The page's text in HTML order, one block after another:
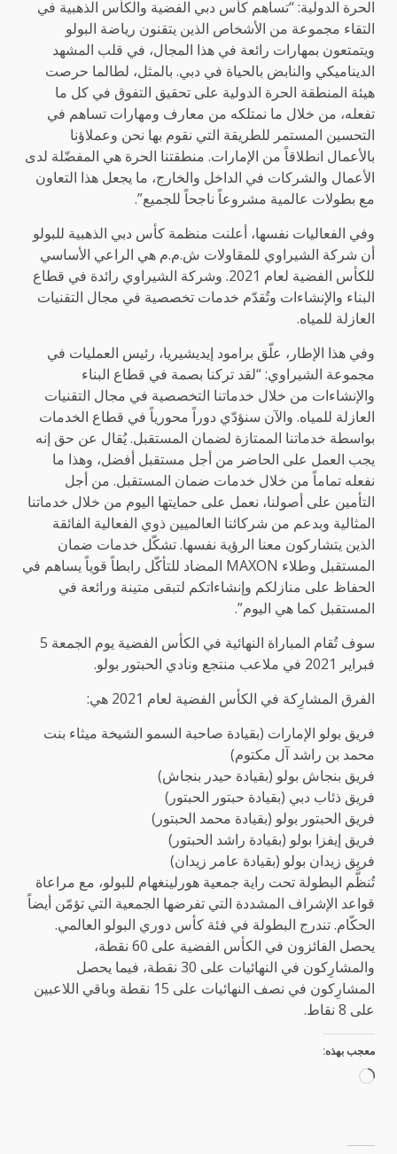
الحرة الدولية: “تساهم كأس دبي الفضية والكأس الذهبية في
التقاء مجموعة من الأشخاص الذين يتقنون رياضة البولو
ويتمتعون بمهارات رائعة في هذا المجال، في قلب المشهد
الديناميكي والنابض بالحياة في دبي. بالمثل، لطالما حرصت
هيئة المنطقة الحرة الدولية على تحقيق التفوق في كل ما
تفعله، من خلال ما نمتلكه من معارف ومهارات تساهم في
التحسين المستمر للطريقة التي نقوم بها نحن وعملاؤنا
بالأعمال انطلاقاً من الإمارات. منطقتنا الحرة هي المفضّلة لدى
الأعمال والشركات في الداخل والخارج، ما يجعل هذا التعاون
مع بطولات عالمية مشروعاً ناجحاً للجميع”.
وفي الفعاليات نفسها، أعلنت منظمة كأس دبي الذهبية للبولو
أن شركة الشيراوي للمقاولات ش.م.م هي الراعي الأساسي
للكأس الفضية لعام 2021. وشركة الشيراوي رائدة في قطاع
البناء والإنشاءات وتُقدّم خدمات تخصصية في مجال التقنيات
العازلة للمياه.
وفي هذا الإطار، علّق برامود إيديشيريا، رئيس العمليات في
مجموعة الشيراوي: “لقد تركنا بصمة في قطاع البناء
والإنشاءات من خلال خدماتنا التخصصية في مجال التقنيات
العازلة للمياه. والآن سنؤدّي دوراً محورياً في قطاع الخدمات
بواسطة خدماتنا الممتازة لضمان المستقبل. يُقال عن حق إنه
يجب العمل على الحاضر من أجل مستقبل أفضل، وهذا ما
نفعله تماماً من خلال خدمات ضمان المستقبل. من أجل
التأمين على أصولنا، نعمل على حمايتها اليوم من خلال خدماتنا
المثالية وبدعم من شركائنا العالميين ذوي الفعالية الفائقة
الذين يتشاركون معنا الرؤية نفسها. تشكّل خدمات ضمان
المستقبل وطلاء MAXON المضاد للتأكّل رابطاً قوياً يساهم في
الحفاظ على منازلكم وإنشاءاتكم لتبقى متينة ورائعة في
المستقبل كما هي اليوم”.
سوف تُقام المباراة النهائية في الكأس الفضية يوم الجمعة 5
فبراير 2021 في ملاعب منتجع ونادي الحبتور بولو.
الفرق المشارِكة في الكأس الفضية لعام 2021 هي:
فريق بولو الإمارات (بقيادة صاحبة السمو الشيخة ميثاء بنت
محمد بن راشد آل مكتوم)
فريق بنجاش بولو (بقيادة حيدر بنجاش)
فريق ذئاب دبي (بقيادة حبتور الحبتور)
فريق الحبتور بولو (بقيادة محمد الحبتور)
فريق إيفزا بولو (بقيادة راشد الحبتور)
فريق زيدان بولو (بقيادة عامر زيدان)
تُنظَّم البطولة تحت راية جمعية هورلينغهام للبولو، مع مراعاة
قواعد الإشراف المشددة التي تفرضها الجمعية التي تؤمّن أيضاً
الحكّام. تندرج البطولة في فئة كأس دوري البولو العالمي.
يحصل الفائزون في الكأس الفضية على 60 نقطة،
والمشارِكون في النهائيات على 30 نقطة، فيما يحصل
المشارِكون في نصف النهائيات على 15 نقطة وباقي اللاعبين
على 8 نقاط.
معجب بهذه:
جاري